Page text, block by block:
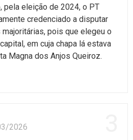
pela eleição de 2024, o PT
credenciado a disputar
pois que elegeu o
em cuja chapa lá estava
Magna dos Anjos Queiroz.
2026